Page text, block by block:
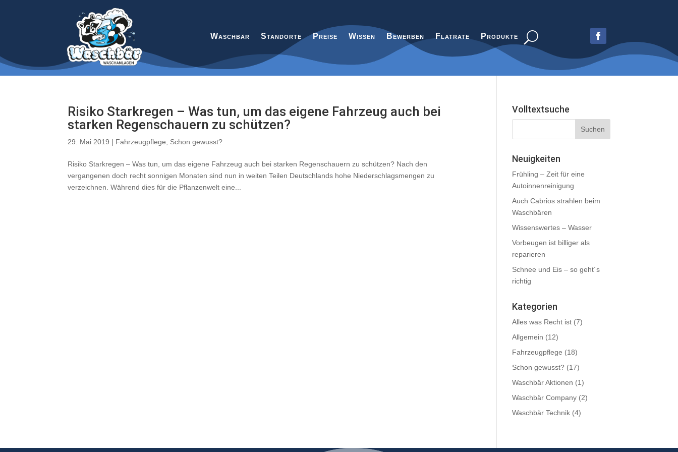
Waschbär Standorte Preise Wissen Bewerben Flatrate Produkte
Risiko Starkregen – Was tun, um das eigene Fahrzeug auch bei
starken Regenschauern zu schützen?
29. Mai 2019 | Fahrzeugpflege Schon gewusst?
Risiko Starkregen – Was tun, um das eigene Fahrzeug auch bei starken Regenschauern zu schützen? Nach den
vergangenen doch recht sonnigen Monaten sind nun in weiten Teilen Deutschlands hohe Niederschlagsmengen zu
verzeichnen. Während dies für die Pflanzenwelt eine...
Volltextsuche
Neuigkeiten
Frühling – Zeit für eine
Autoinnenreinigung
Auch Cabrios strahlen beim
Waschbären
Wissenswertes – Wasser
Vorbeugen ist billiger als
reparieren
Schnee und Eis – so geht´s
richtig
Kategorien
Alles was Recht ist (7)
Allgemein (12)
Fahrzeugpflege (18)
Schon gewusst? (17)
Waschbär Aktionen (1)
Waschbär Company (2)
Waschbär Technik (4)